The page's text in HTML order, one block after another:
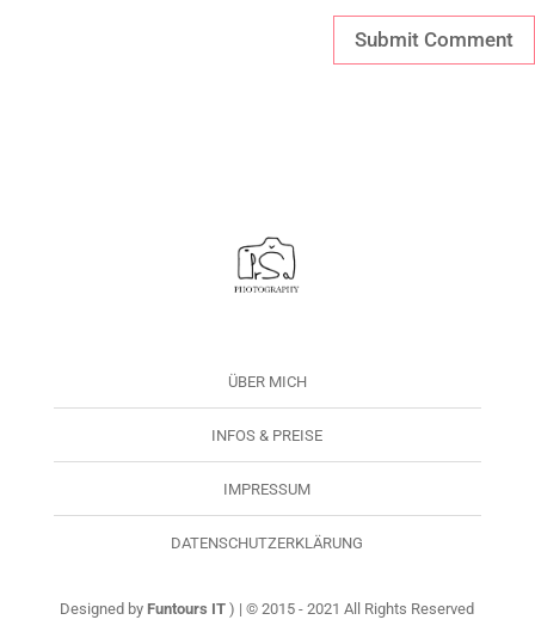
ÜBER MICH
INFOS & PREISE
IMPRESSUM
DATENSCHUTZERKLÄRUNG
Designed byFuntours IT ) | © 2015 - 2021 All Rights Reserved